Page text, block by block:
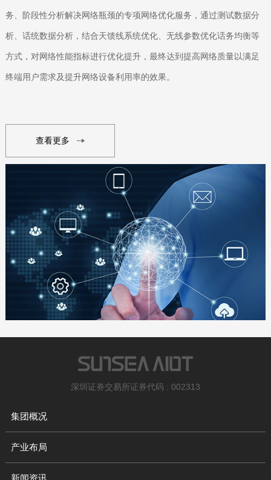
务、阶段性分析解决网络瓶颈的专项网络优化服务，通过测试数据分
析、话统数据分析，结合天馈线系统优化、无线参数优化话务均衡等
方式，对网络性能指标进行优化提升，最终达到提高网络质量以满足
终端用户需求及提升网络设备利用率的效果。
查看更多
深圳证券交易所证券代码 : 002313
集团概况
产业布局
新闻资讯